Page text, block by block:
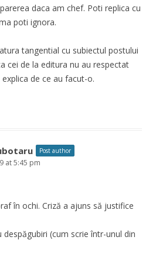
daca am chef. Poti replica cu
poti ignora.
tangential cu subiectul postului
cei de la editura nu au respectat
de ce au facut-o.
Post author
at 5:45 pm
în ochi. Criză a ajuns să justifice
(cum scrie într-unul din